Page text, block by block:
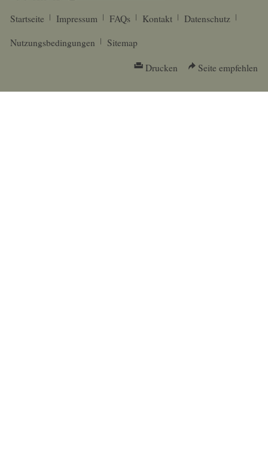
Startseite Impressum FAQs Kontakt
Datenschutz
Nutzungsbedingungen
Sitemap
Drucken Seite empfehlen